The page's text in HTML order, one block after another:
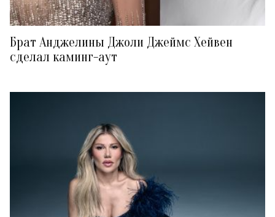
Брат Анджелины Джоли Джеймс Хейвен
сделал каминг-аут